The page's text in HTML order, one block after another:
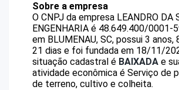
Sobre a empresa
O CNPJ da empresa LEANDRO DA
ENGENHARIA é 48.649.400/0001-
em BLUMENAU, SC, possui 3 anos,
21 dias e foi fundada em 18/11/
situação cadastral é BAIXADA e
atividade econômica é Serviço de
de terreno, cultivo e colheita.